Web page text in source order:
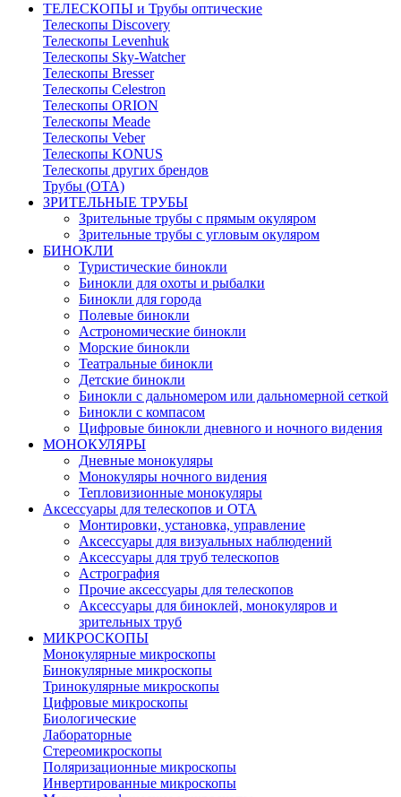
ТЕЛЕСКОПЫ и Трубы оптические
Телескопы Discovery
Телескопы Levenhuk
Телескопы Sky-Watcher
Телескопы Bresser
Телескопы Celestron
Телескопы ORION
Телескопы Meade
Телескопы Veber
Телескопы KONUS
Телескопы других брендов
Трубы (ОТА)
ЗРИТЕЛЬНЫЕ ТРУБЫ
Зрительные трубы с прямым окуляром
Зрительные трубы с угловым окуляром
БИНОКЛИ
Туристические бинокли
Бинокли для охоты и рыбалки
Бинокли для города
Полевые бинокли
Астрономические бинокли
Морские бинокли
Театральные бинокли
Детские бинокли
Бинокли с дальномером или дальномерной сеткой
Бинокли с компасом
Цифровые бинокли дневного и ночного видения
МОНОКУЛЯРЫ
Дневные монокуляры
Монокуляры ночного видения
Тепловизионные монокуляры
Аксессуары для телескопов и ОТА
Монтировки, установка, управление
Аксессуары для визуальных наблюдений
Аксессуары для труб телескопов
Астрография
Прочие аксессуары для телескопов
Аксессуары для биноклей, монокуляров и
зрительных труб
МИКРОСКОПЫ
Монокулярные микроскопы
Бинокулярные микроскопы
Тринокулярные микроскопы
Цифровые микроскопы
Биологические
Лабораторные
Стереомикроскопы
Поляризационные микроскопы
Инвертированные микроскопы